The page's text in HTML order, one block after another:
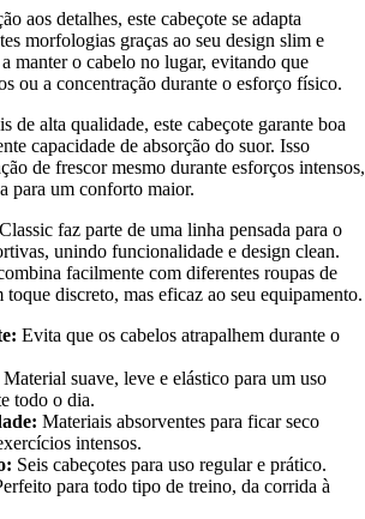
aos detalhes, este cabeçote se adapta
morfologias graças ao seu design slim e
manter o cabelo no lugar, evitando que
ou a concentração durante o esforço físico.
de alta qualidade, este cabeçote garante boa
capacidade de absorção do suor. Isso
de frescor mesmo durante esforços intensos,
para um conforto maior.
faz parte de uma linha pensada para o
unindo funcionalidade e design clean.
facilmente com diferentes roupas de
toque discreto, mas eficaz ao seu equipamento.
Evita que os cabelos atrapalhem durante o
Material suave, leve e elástico para um uso
todo o dia.
Materiais absorventes para ficar seco
intensos.
Seis cabeçotes para uso regular e prático.
para todo tipo de treino, da corrida à